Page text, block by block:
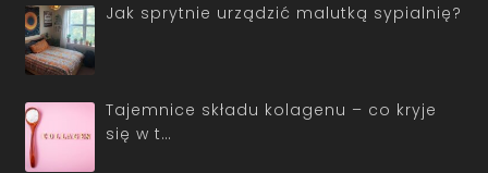
Jak sprytnie urządzić malutką sypialnię?
Tajemnice składu kolagenu – co kryje
się w t…